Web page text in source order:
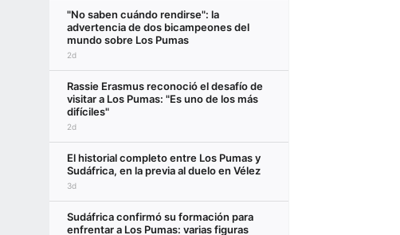
"No saben cuándo rendirse": la
advertencia de dos bicampeones del
mundo sobre Los Pumas
2d
Rassie Erasmus reconoció el desafío de
visitar a Los Pumas: "Es uno de los más
difíciles"
2d
El historial completo entre Los Pumas y
Sudáfrica, en la previa al duelo en Vélez
3d
Sudáfrica confirmó su formación para
enfrentar a Los Pumas: varias figuras